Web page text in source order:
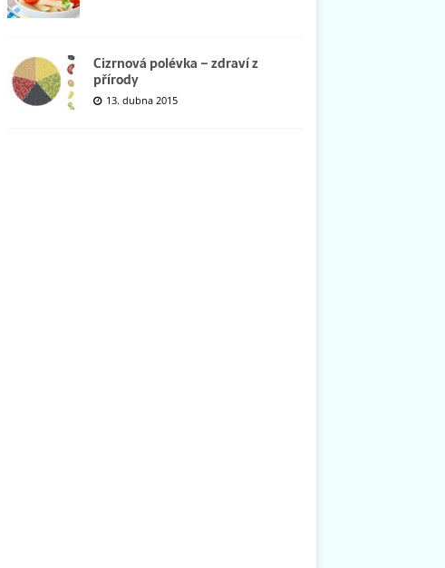
Cizrnová polévka – zdraví z
přírody
13. dubna 2015